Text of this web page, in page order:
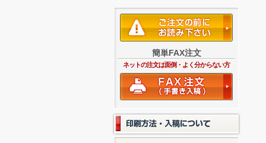
簡単FAX注文
ネットの注文は面倒・よく分からない方